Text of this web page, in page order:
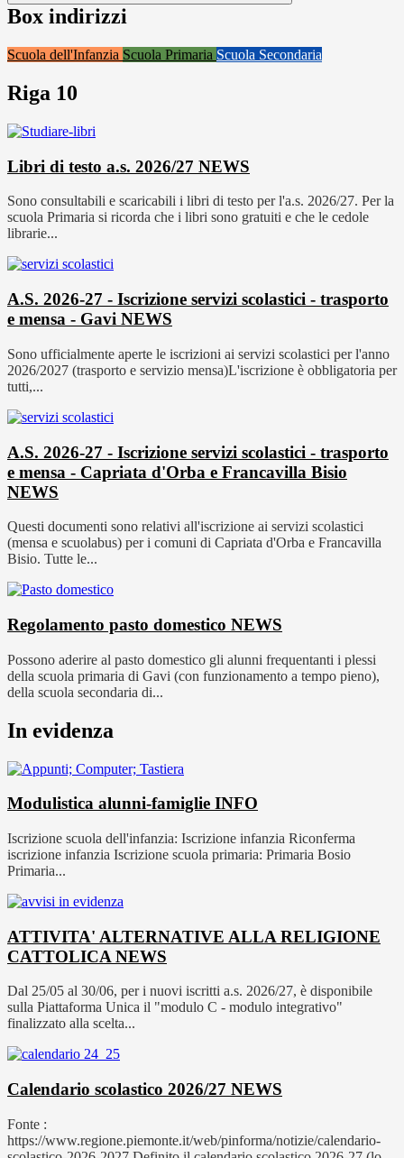
Box indirizzi
Scuola dell'Infanzia Scuola Primaria Scuola Secondaria
Riga 10
Libri di testo a.s. 2026/27 NEWS
Sono consultabili e scaricabili i libri di testo per l'a.s. 2026/27. Per la
scuola Primaria si ricorda che i libri sono gratuiti e che le cedole
librarie...
A.S. 2026-27 - Iscrizione servizi scolastici - trasporto
e mensa - Gavi NEWS
Sono ufficialmente aperte le iscrizioni ai servizi scolastici per l'anno
2026/2027 (trasporto e servizio mensa)L'iscrizione è obbligatoria per
tutti,...
A.S. 2026-27 - Iscrizione servizi scolastici - trasporto
e mensa - Capriata d'Orba e Francavilla Bisio
NEWS
Questi documenti sono relativi all'iscrizione ai servizi scolastici
(mensa e scuolabus) per i comuni di Capriata d'Orba e Francavilla
Bisio. Tutte le...
Regolamento pasto domestico NEWS
Possono aderire al pasto domestico gli alunni frequentanti i plessi
della scuola primaria di Gavi (con funzionamento a tempo pieno),
della scuola secondaria di...
In evidenza
Modulistica alunni-famiglie INFO
Iscrizione scuola dell'infanzia: Iscrizione infanzia Riconferma
iscrizione infanzia Iscrizione scuola primaria: Primaria Bosio
Primaria...
ATTIVITA' ALTERNATIVE ALLA RELIGIONE
CATTOLICA NEWS
Dal 25/05 al 30/06, per i nuovi iscritti a.s. 2026/27, è disponibile
sulla Piattaforma Unica il "modulo C - modulo integrativo"
finalizzato alla scelta...
Calendario scolastico 2026/27 NEWS
Fonte :
https://www.regione.piemonte.it/web/pinforma/notizie/calendario-